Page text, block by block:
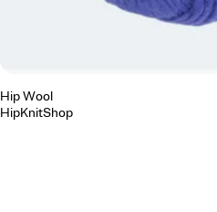
Hip Wool
HipKnitShop